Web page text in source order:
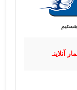
آنلاینـ